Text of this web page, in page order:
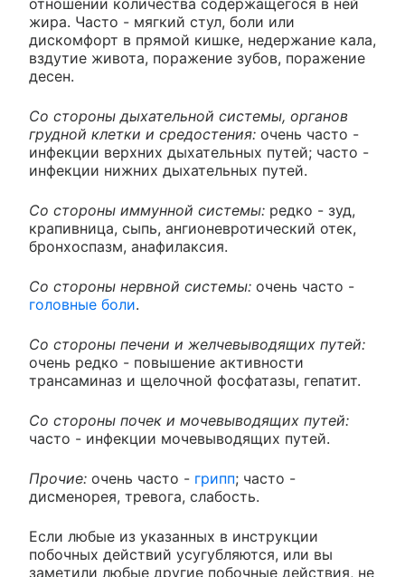
жира. Часто - мягкий стул, боли или
дискомфорт в прямой кишке, недержание кала,
вздутие живота, поражение зубов, поражение
десен.
Со стороны дыхательной системы, органов
грудной клетки и средостения: очень часто -
инфекции верхних дыхательных путей; часто -
инфекции нижних дыхательных путей.
Со стороны иммунной системы: редко - зуд,
крапивница, сыпь, ангионевротический отек,
бронхоспазм, анафилаксия.
Со стороны нервной системы: очень часто -
головные боли.
Со стороны печени и желчевыводящих путей:
очень редко - повышение активности
трансаминаз и щелочной фосфатазы, гепатит.
Со стороны почек и мочевыводящих путей:
часто - инфекции мочевыводящих путей.
Прочие: очень часто - грипп; часто -
дисменорея, тревога, слабость.
Если любые из указанных в инструкции
побочных действий усугубляются, или вы
заметили любые другие побочные действия, не